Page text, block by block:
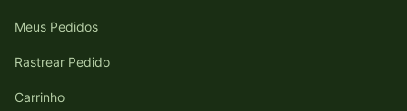
Meus Pedidos
Rastrear Pedido
Carrinho